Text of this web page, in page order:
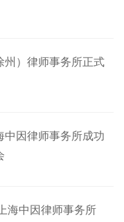
州）律师事务所正式
中因律师事务所成功
海中因律师事务所